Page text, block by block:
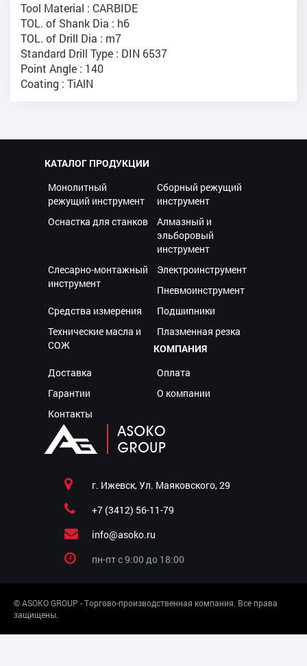
Tool Material : CARBIDE
TOL. of Shank Dia : h6
TOL. of Drill Dia : m7
Standard Drill Type : DIN 6537
Point Angle : 140
Coating : TiAlN
КАТАЛОГ ПРОДУКЦИИ
Монолитный
режущий инструмент
Сборный режущий
инструмент
Оснастка для станков
Алмазный и
эльборовый
инструмент
Слесарно-монтажный
инструмент
Электроинструмент
Пневмоинструмент
Средства измерения
Подшипники
Технические масла и
СОЖ
Плазменная резка
КОМПАНИЯ
Доставка
Оплата
Гарантии
О компании
Контакты
г. Ижевск, Ул. Маяковского, 29
+7 (3412) 56-11-79
info@asoko.ru
пн-пт c 9:00 до 18:00
© ASOKO GROUP - Торгово-производственная компания. Все права
защищены.